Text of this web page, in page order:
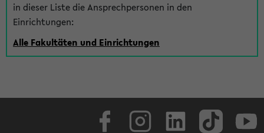
in dieser Liste die Ansprechpersonen in den
Einrichtungen:
Alle Fakultäten und Einrichtungen